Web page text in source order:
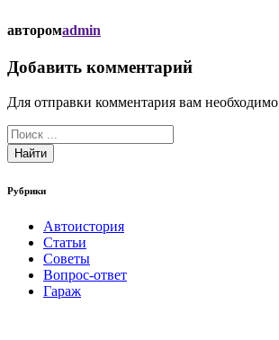
авторомadmin
Добавить комментарий
Для отправки комментария вам необходимо
Найти
Рубрики
Автоистория
Статьи
Советы
Вопрос-ответ
Гараж